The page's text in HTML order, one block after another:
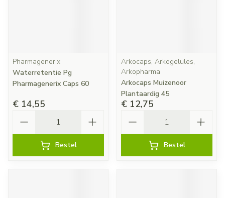
Pharmagenerix
Waterretentie Pg
Pharmagenerix Caps 60
€ 14,55
Bestel
Arkocaps, Arkogelules,
Arkopharma
Arkocaps Muizenoor
Plantaardig 45
€ 12,75
Bestel